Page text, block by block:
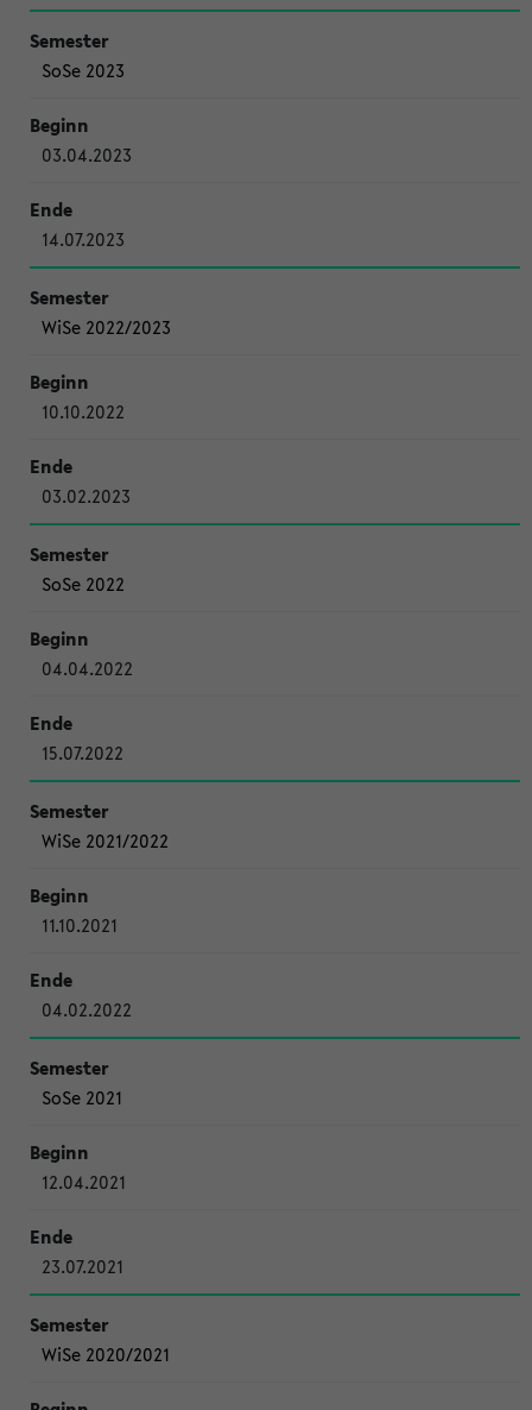
SoSe 2023
03.04.2023
14.07.2023
WiSe 2022/2023
10.10.2022
03.02.2023
SoSe 2022
04.04.2022
15.07.2022
WiSe 2021/2022
11.10.2021
04.02.2022
SoSe 2021
12.04.2021
23.07.2021
WiSe 2020/2021